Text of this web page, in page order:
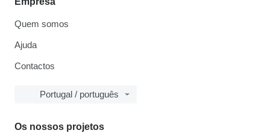
Quem somos
Ajuda
Contactos
Portugal / português
Os nossos projetos